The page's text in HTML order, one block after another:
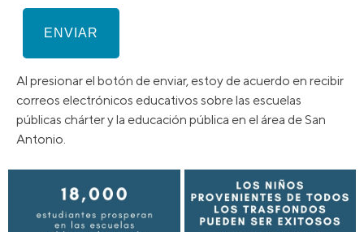
Al presionar el botón de enviar, estoy de acuerdo en recibir
correos electrónicos educativos sobre las escuelas
públicas chárter y la educación pública en el área de San
Antonio.